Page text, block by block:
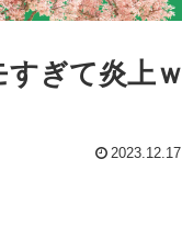
すぎて炎上ｗ
2023.12.17